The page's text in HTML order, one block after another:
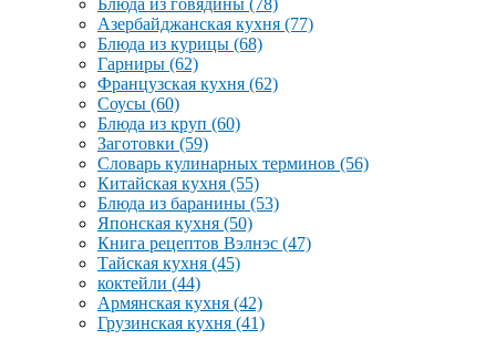
Блюда из говядины (78)
Азербайджанская кухня (77)
Блюда из курицы (68)
Гарниры (62)
Французская кухня (62)
Соусы (60)
Блюда из круп (60)
Заготовки (59)
Словарь кулинарных терминов (56)
Китайская кухня (55)
Блюда из баранины (53)
Японская кухня (50)
Книга рецептов Вэлнэс (47)
Тайская кухня (45)
коктейли (44)
Армянская кухня (42)
Грузинская кухня (41)